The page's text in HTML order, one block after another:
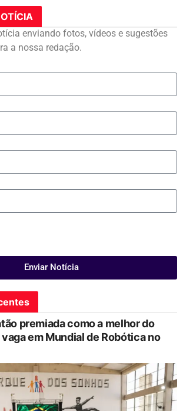
enviando fotos, vídeos e sugestões
a nossa redação.
Enviar Notícia
premiada como a melhor do
em Mundial de Robótica no